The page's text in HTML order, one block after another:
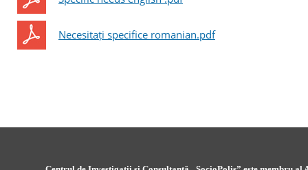
Necesitați specifice romanian.pdf